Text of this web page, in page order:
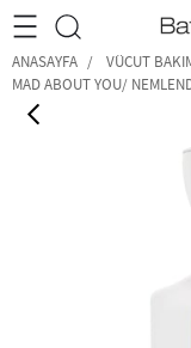
•2200₺ ve
ANASAYFA VÜCUT
MAD ABOUT YOU/